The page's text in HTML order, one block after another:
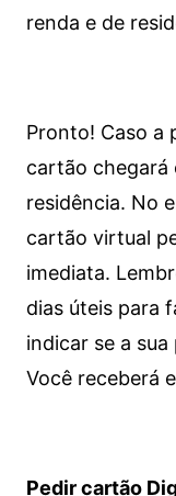
renda e de
Pronto! Caso a
cartão chegará
residência. No
cartão virtual
imediata.
dias úteis para
indicar se a
Você receberá
Pedir cartão